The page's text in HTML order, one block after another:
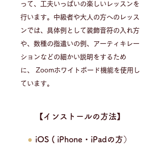
って、工夫いっぱいの楽しいレッスンを
行います。中級者や大人の方へのレッス
ンでは、具体例として装飾音符の入れ方
や、数種の指遣いの例、アーティキレー
ションなどの細かい説明をするため
に、 Zoomホワイトボード機能を使用し
ています。
​【インストールの方法】
● iOS ( iPhone・iPadの方）